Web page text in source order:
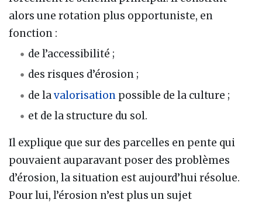
alors une rotation plus opportuniste, en
fonction :
de l’accessibilité ;
des risques d’érosion ;
de lavalorisation possible de la culture ;
et de la structure du sol.
Il explique que sur des parcelles en pente qui
pouvaient auparavant poser des problèmes
d’érosion, la situation est aujourd’hui résolue.
Pour lui, l’érosion n’est plus un sujet